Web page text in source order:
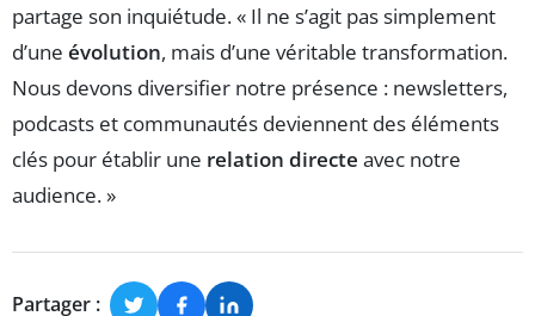
partage son inquiétude. « Il ne s’agit pas simplement
d’une évolution, mais d’une véritable transformation.
Nous devons diversifier notre présence : newsletters,
podcasts et communautés deviennent des éléments
clés pour établir une relation directe avec notre
audience. »
Partager :